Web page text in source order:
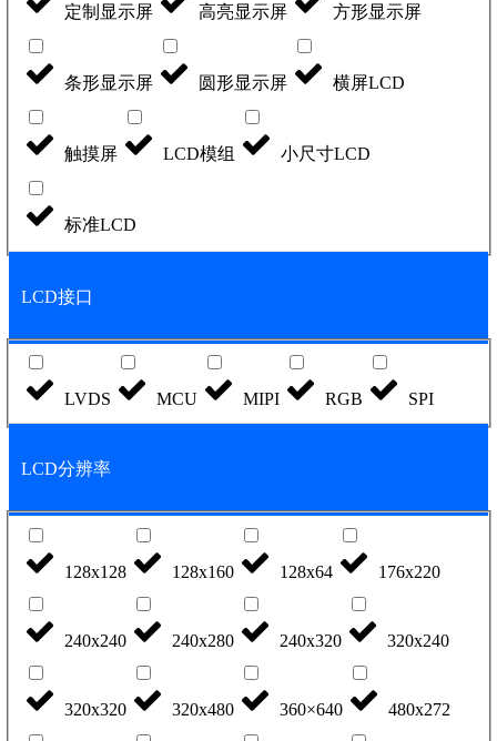
定制显示屏 高亮显示屏 方形显示屏
条形显示屏 圆形显示屏 横屏LCD
触摸屏 LCD模组 小尺寸LCD
标准LCD
LCD接口
LVDS MCU MIPI RGB SPI
LCD分辨率
128x128 128x160 128x64 176x220
240x240 240x280 240x320 320x240
320x320 320x480 360×640 480x272